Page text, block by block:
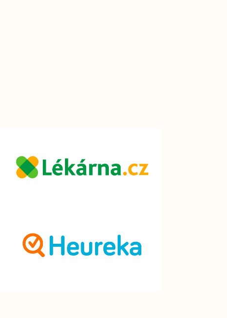
Kliknutí
Kliknutí